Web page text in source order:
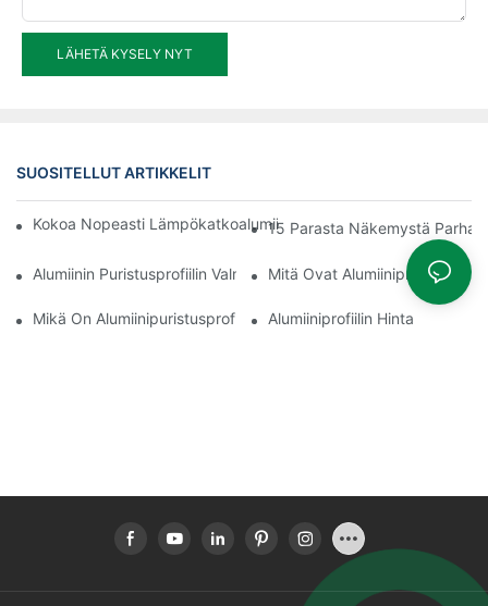
LÄHETÄ KYSELY NYT
SUOSITELLUT ARTIKKELIT
Kokoa Nopeasti Lämpökatkoalumiiniprofiilista Valmistettu
15 Parasta Näkemystä
Alumiinin Puristusprofiilin ValmistusprosessiMitä Ovat Alumiiniprofiilit
Mikä On Alumiinipuristusprofiili Alumiiniprofiilin Hinta